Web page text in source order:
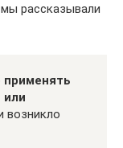
рассказывали
применять
или
возникло